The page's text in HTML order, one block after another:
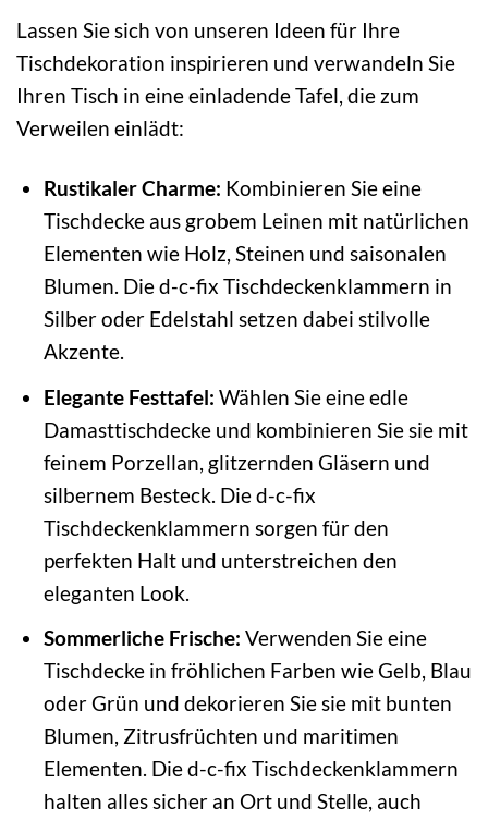
Lassen Sie sich von unseren Ideen für Ihre
Tischdekoration inspirieren und verwandeln Sie
Ihren Tisch in eine einladende Tafel, die zum
Verweilen einlädt:
Rustikaler Charme: Kombinieren Sie eine
Tischdecke aus grobem Leinen mit natürlichen
Elementen wie Holz, Steinen und saisonalen
Blumen. Die d-c-fix Tischdeckenklammern in
Silber oder Edelstahl setzen dabei stilvolle
Akzente.
Elegante Festtafel: Wählen Sie eine edle
Damasttischdecke und kombinieren Sie sie mit
feinem Porzellan, glitzernden Gläsern und
silbernem Besteck. Die d-c-fix
Tischdeckenklammern sorgen für den
perfekten Halt und unterstreichen den
eleganten Look.
Sommerliche Frische: Verwenden Sie eine
Tischdecke in fröhlichen Farben wie Gelb, Blau
oder Grün und dekorieren Sie sie mit bunten
Blumen, Zitrusfrüchten und maritimen
Elementen. Die d-c-fix Tischdeckenklammern
halten alles sicher an Ort und Stelle, auch